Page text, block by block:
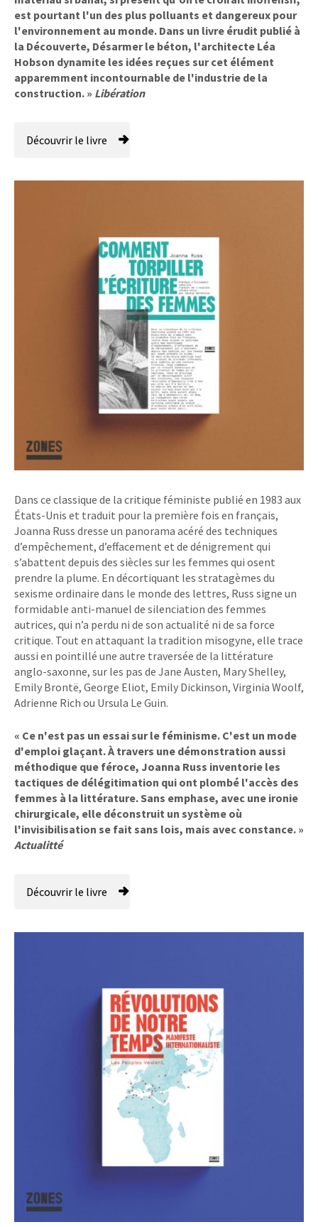
est pourtant l'un des plus polluants et dangereux pour
l'environnement au monde. Dans un livre érudit publié à
la Découverte, Désarmer le béton, l'architecte Léa
Hobson dynamite les idées reçues sur cet élément
apparemment incontournable de l'industrie de la
construction. » Libération
Découvrir le livre
Dans ce classique de la critique féministe publié en 1983 aux
États-Unis et traduit pour la première fois en français,
Joanna Russ dresse un panorama acéré des techniques
d’empêchement, d’effacement et de dénigrement qui
s’abattent depuis des siècles sur les femmes qui osent
prendre la plume. En décortiquant les stratagèmes du
sexisme ordinaire dans le monde des lettres, Russ signe un
formidable anti-manuel de silenciation des femmes
autrices, qui n’a perdu ni de son actualité ni de sa force
critique. Tout en attaquant la tradition misogyne, elle trace
aussi en pointillé une autre traversée de la littérature
anglo-saxonne, sur les pas de Jane Austen, Mary Shelley,
Emily Brontë, George Eliot, Emily Dickinson, Virginia Woolf,
Adrienne Rich ou Ursula Le Guin.
« Ce n'est pas un essai sur le féminisme. C'est un mode
d'emploi glaçant. À travers une démonstration aussi
méthodique que féroce, Joanna Russ inventorie les
tactiques de délégitimation qui ont plombé l'accès des
femmes à la littérature. Sans emphase, avec une ironie
chirurgicale, elle déconstruit un système où
l'invisibilisation se fait sans lois, mais avec constance. »
Actualitté
Découvrir le livre